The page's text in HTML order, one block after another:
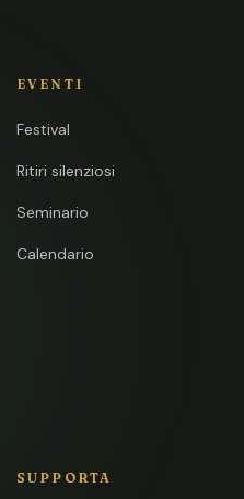
EVENTI
Festival
Ritiri silenziosi
Seminario
Calendario
SUPPORTA